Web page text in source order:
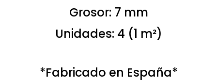
Grosor: 7 mm
Unidades: 4 (1 m²)
*Fabricado en España*